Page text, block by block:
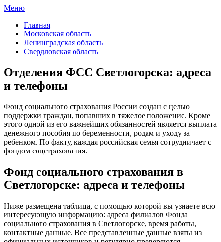
Меню
Главная
Московская область
Ленинградская область
Свердловская область
Отделения ФСС Светлогорска: адреса
и телефоны
Фонд социального страхования России создан с целью
поддержки граждан, попавших в тяжелое положение. Кроме
этого одной из его важнейших обязанностей является выплата
денежного пособия по беременности, родам и уходу за
ребенком. По факту, каждая российская семья сотрудничает с
фондом соцстрахования.
Фонд социального страхования в
Светлогорске: адреса и телефоны
Ниже размещена таблица, с помощью которой вы узнаете всю
интересующую информацию: адреса филиалов Фонда
социального страхования в Светлогорске, время работы,
контактные данные. Все представленные данные взяты из